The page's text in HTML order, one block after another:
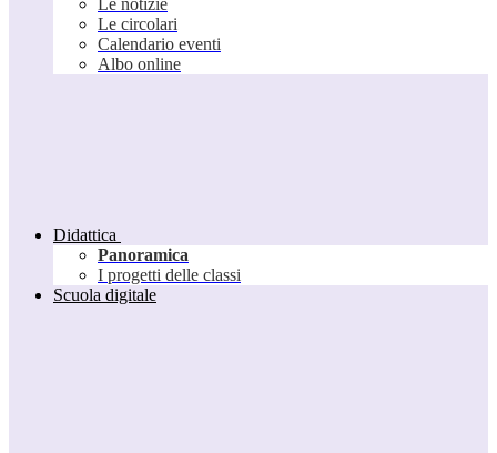
Le notizie
Le circolari
Calendario eventi
Albo online
Didattica
Panoramica
I progetti delle classi
Scuola digitale